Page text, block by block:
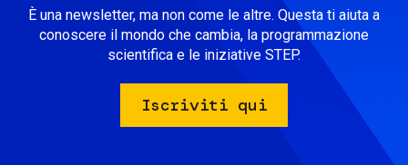
È una newsletter, ma non come le altre. Questa ti aiuta a
conoscere il mondo che cambia, la programmazione
scientifica e le iniziative STEP.
Iscriviti qui